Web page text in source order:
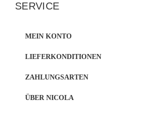
SERVICE
MEIN KONTO
LIEFERKONDITIONEN
ZAHLUNGSARTEN
ÜBER NICOLA